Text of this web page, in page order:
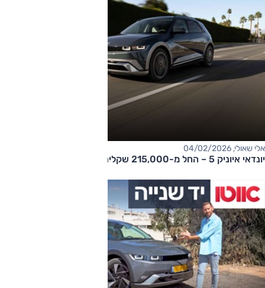
אלי שאולי, 04/02/2026
יונדאי איוניק 5 – החל מ-215,000 שקלים